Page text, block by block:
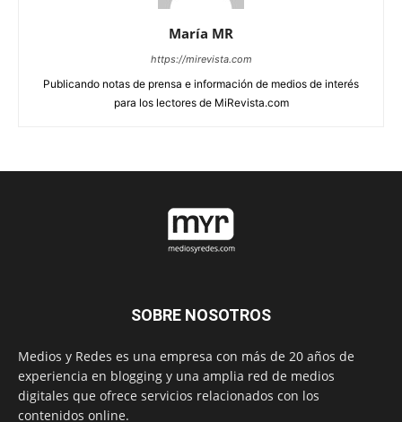
María MR
https://mirevista.com
Publicando notas de prensa e información de medios de interés
para los lectores de MiRevista.com
SOBRE NOSOTROS
Medios y Redes es una empresa con más de 20 años de
experiencia en blogging y una amplia red de medios
digitales que ofrece servicios relacionados con los
contenidos online.